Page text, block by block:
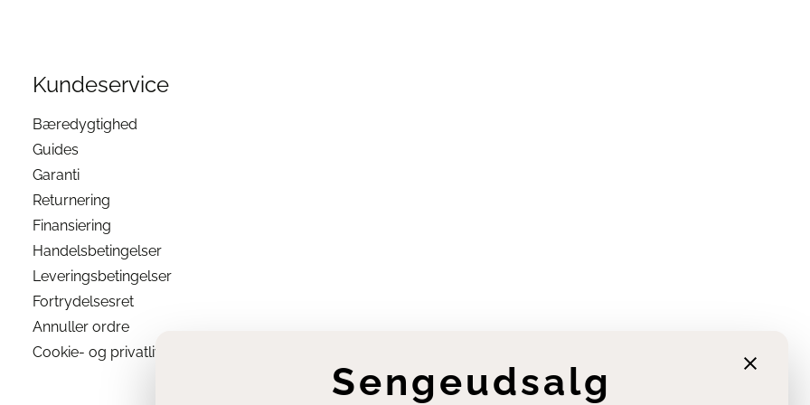
Sengeudsalg
Varm
gåsedun mindsker
at bruge
naturlige egenskaber.
Kundeservice
Bæredygtighed
Guides
Garanti
Returnering
Finansiering
Handelsbetingelser
Leveringsbetingelser
Fortrydelsesret
Annuller ordre
Cookie- og privatlivsindstillinger